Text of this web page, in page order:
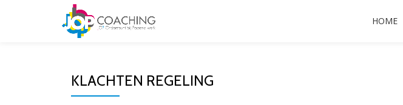
HOME
KLACHTEN REGELING